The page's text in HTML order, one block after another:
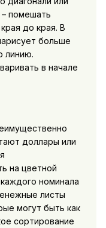
– помешать
до края. В
больше
линию.
в начале
доллары или
на цветной
номинала
листы
могут быть как
сортирование